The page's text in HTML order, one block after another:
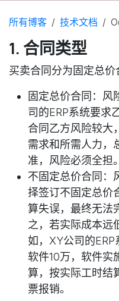
所有博客 技术文档
1. 合同类型
买卖合同分为固定总价
固定总价合同 ：风
司的ERP系统要求
合同乙方风险较大
需求和所需人力，
准，风险必须全担。
不固定总价合同 ：
择签订不固定总价
算失误，最终无法
之，若实际成本远
如，XY公司的ERP
软件10万，软件实
算，按实际工时结
票报销。